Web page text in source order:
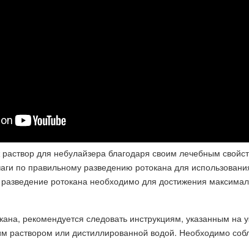
раствор для небулайзера благодаря своим лечебным
по правильному разведению ротокана для
ротокана необходимо для достижения
рекомендуется следовать инструкциям, указанным на
раствором или дистиллированной водой. Необходимо